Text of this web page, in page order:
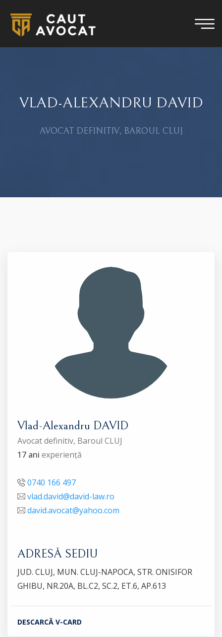
VLAD-ALEXANDRU DAVID
AVOCAT DEFINITIV, BAROUL CLUJ
Vlad-Alexandru DAVID
Avocat definitiv, Baroul CLUJ
17 ani experiență
0740 166 497
vlad.david@david-law.ro
david.avocat@yahoo.com
ADRESĂ SEDIU
JUD. CLUJ, MUN. CLUJ-NAPOCA, STR. ONISIFOR
GHIBU, NR.20A, BL.C2, SC.2, ET.6, AP.613
DESCARCĂ V-CARD